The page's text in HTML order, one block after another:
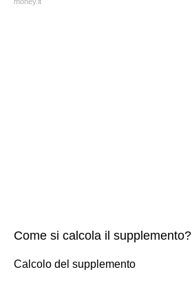
Come si calcola il supplemento?
Calcolo del supplemento